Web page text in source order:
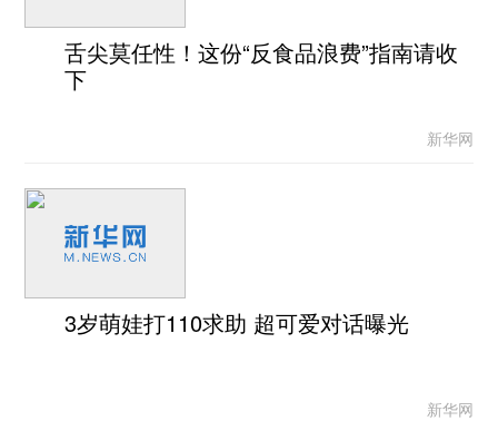
舌尖莫任性！这份“反食品浪费”指南请收
下
新华网
3岁萌娃打110求助 超可爱对话曝光
新华网